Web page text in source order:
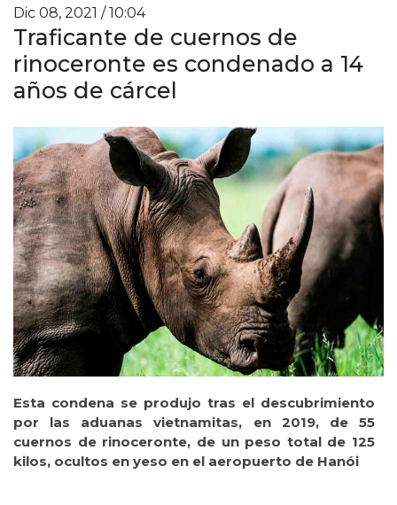
Dic 08, 2021 / 10:04
Traficante de cuernos de
rinoceronte es condenado a 14
años de cárcel
Esta condena se produjo tras el descubrimiento
por las aduanas vietnamitas, en 2019, de 55
cuernos de rinoceronte, de un peso total de 125
kilos, ocultos en yeso en el aeropuerto de Hanói